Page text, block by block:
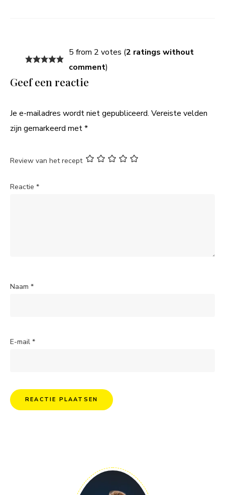
5 from 2 votes (2 ratings without
comment)
Geef een reactie
Je e-mailadres wordt niet gepubliceerd. Vereiste velden
zijn gemarkeerd met*
Review van het recept
Reactie *
Naam *
E-mail *